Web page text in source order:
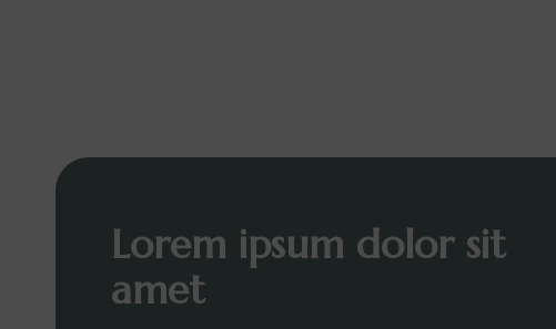
Lorem ipsum dolor sit
amet